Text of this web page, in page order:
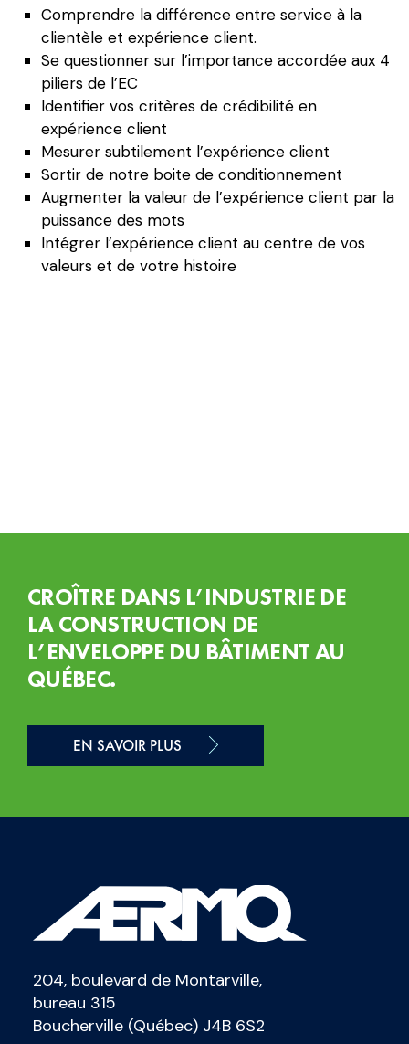
clientèle
et
l’expérience
client.
Comprendre la différence entre service à la
clientèle et expérience client.
Se questionner sur l’importance accordée aux 4
piliers de l’EC
Identifier vos critères de crédibilité en
expérience client
Mesurer subtilement l’expérience client
Sortir de notre boite de conditionnement
Augmenter la valeur de l’expérience client par la
puissance des mots
Intégrer l’expérience client au centre de vos
valeurs et de votre histoire
CROÎTRE DANS L’INDUSTRIE DE
LA CONSTRUCTION DE
L’ENVELOPPE DU BÂTIMENT AU
QUÉBEC.
EN SAVOIR PLUS
204, boulevard de Montarville,
bureau 315
Boucherville (Québec) J4B 6S2